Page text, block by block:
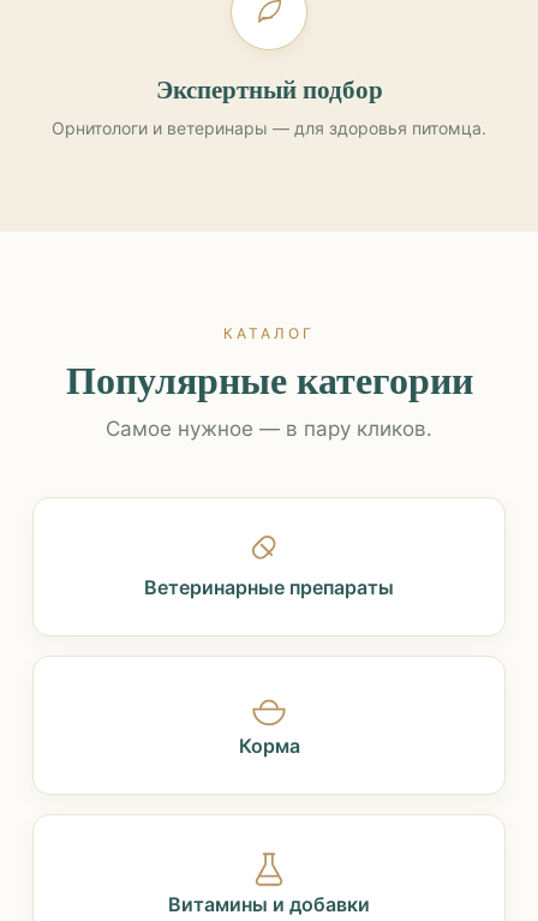
Экспертный подбор
Орнитологи и ветеринары — для здоровья питомца.
КАТАЛОГ
Популярные категории
Самое нужное — в пару кликов.
Ветеринарные препараты
Корма
Витамины и добавки